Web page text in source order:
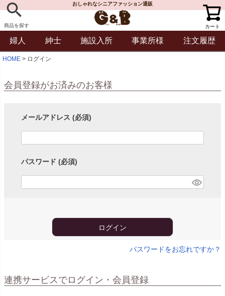
商品を探す
おしゃれなシニアファッション通販
カート
婦人 紳士 施設入所 事業所様 注文履歴
HOME ログイン
会員登録がお済みのお客様
メールアドレス (必須)
パスワード (必須)
ログイン
パスワードをお忘れですか？
連携サービスでログイン・会員登録